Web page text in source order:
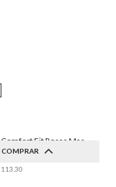
COMPRAR
113 30